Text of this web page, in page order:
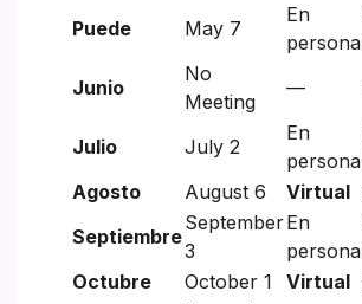
Puede
May 7
En
persona
Junio
No
Meeting
—
Julio July 2
En
persona
Agosto
August 6 Virtual
Septiembre
September
3
En
persona
Octubre
October 1 Virtual